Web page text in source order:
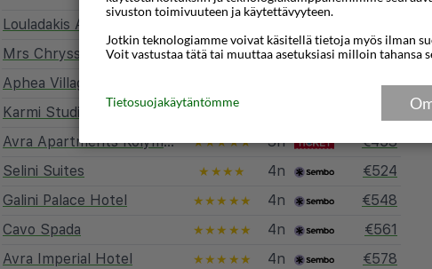
Louladakis Αpartments
Mrs Chryssana Beach Hotel
★★★ 4n
€362
Aphea Village
€377
Avra Apartments Kolymbari Harbour
★★★★★ 3n
€453
Selini Suites
★★★★ 4n
€524
Galini Palace Hotel
★★★★★ 4n
€548
Cavo Spada
★★★★★ 4n
€561
Avra Imperial Hotel
★★★★★ 4n
€578
sivuston toimivuuteen ja käytettävyyteen.
Jotkin teknologiamme voivat käsitellä tietoja myös ilman
Voit vastustaa tätä tai muuttaa asetuksiasi milloin tahansa
Tietosuojakäytäntömme